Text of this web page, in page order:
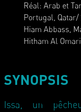
Réal: Arab et
Portugal, Qatar/
Hiam Abbass,
Hitham Al
SYNOPSIS
Issa, un